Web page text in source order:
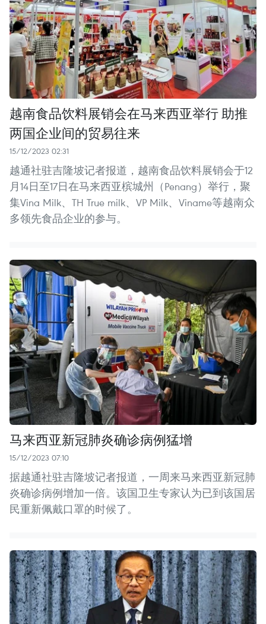
越南食品饮料展销会在马来西亚举行 助推
两国企业间的贸易往来
15/12/2023 02:31
越通社驻吉隆坡记者报道，越南食品饮料展销会于12
月14日至17日在马来西亚槟城州（Penang）举行，聚
集Vina Milk、TH True milk、VP Milk、Viname等越南众
多领先食品企业的参与。
马来西亚新冠肺炎确诊病例猛增
15/12/2023 07:10
据越通社驻吉隆坡记者报道，一周来马来西亚新冠肺
炎确诊病例增加一倍。该国卫生专家认为已到该国居
民重新佩戴口罩的时候了。